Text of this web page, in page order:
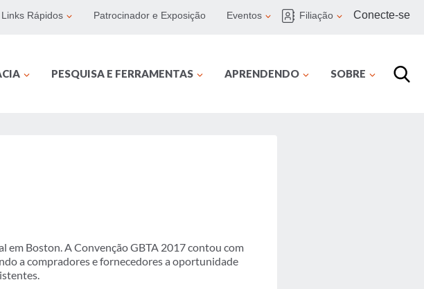
Links Rápidos Patrocinador e Exposição Eventos Filiação Conecte-se
PESQUISA E FERRAMENTAS APRENDENDO SOBRE
em Boston. A Convenção GBTA 2017 contou com
a compradores e fornecedores a oportunidade